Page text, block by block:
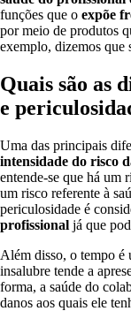
funções que o expõe
por meio de produtos
exemplo, dizemos que
Quais são as
e
Uma das principais
intensidade do risco
entende-se que há um
um risco referente à
periculosidade é
profissional já que
Além disso, o tempo é
insalubre tende a
forma, a saúde do
danos aos quais ele